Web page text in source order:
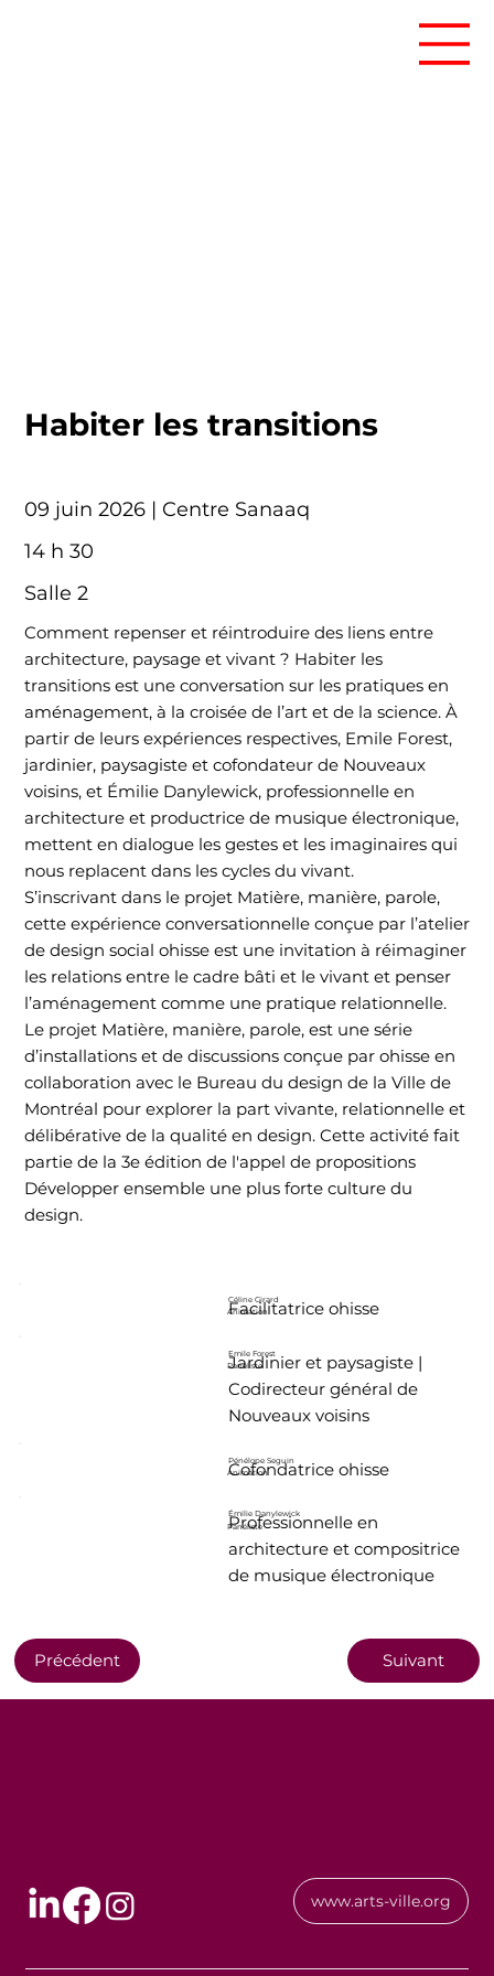
Habiter les transitions
09 juin 2026 | Centre Sanaaq
14 h 30
Salle 2
Comment repenser et réintroduire des liens entre
architecture, paysage et vivant ? Habiter les
transitions est une conversation sur les pratiques en
aménagement, à la croisée de l’art et de la science. À
partir de leurs expériences respectives, Emile Forest,
jardinier, paysagiste et cofondateur de Nouveaux
voisins, et Émilie Danylewick, professionnelle en
architecture et productrice de musique électronique,
mettent en dialogue les gestes et les imaginaires qui
nous replacent dans les cycles du vivant.
S’inscrivant dans le projet Matière, manière, parole,
cette expérience conversationnelle conçue par l’atelier
de design social ohisse est une invitation à réimaginer
les relations entre le cadre bâti et le vivant et penser
l’aménagement comme une pratique relationnelle.
Le projet Matière, manière, parole, est une série
d’installations et de discussions conçue par ohisse en
collaboration avec le Bureau du design de la Ville de
Montréal pour explorer la part vivante, relationnelle et
délibérative de la qualité en design. Cette activité fait
partie de la 3e édition de l'appel de propositions
Développer ensemble une plus forte culture du
design.
Céline Girard
Animation
Facilitatrice ohisse
Emile Forest
Panéliste
Jardinier et paysagiste |
Codirecteur général de
Nouveaux voisins
Pénélope Seguin
Animation
Cofondatrice ohisse
Émilie Danylewick
Panéliste
Professionnelle en
architecture et compositrice
de musique électronique
Précédent Suivant
www.arts-ville.org